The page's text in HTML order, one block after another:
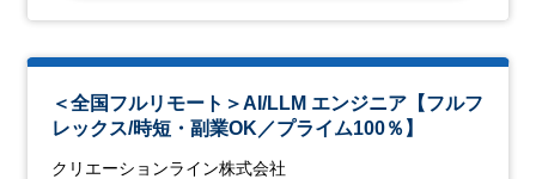
＜全国フルリモート＞AI/LLM エンジニア【フルフ
レックス/時短・副業OK／プライム100％】
クリエーションライン株式会社